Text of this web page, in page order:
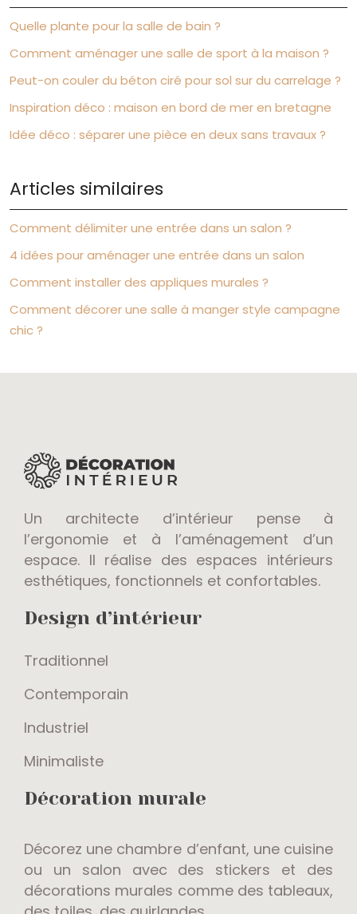
Quelle plante pour la salle de bain ?
Comment aménager une salle de sport à la maison ?
Peut-on couler du béton ciré pour sol sur du carrelage ?
Inspiration déco : maison en bord de mer en bretagne
Idée déco : séparer une pièce en deux sans travaux ?
Articles similaires
Comment délimiter une entrée dans un salon ?
4 idées pour aménager une entrée dans un salon
Comment installer des appliques murales ?
Comment décorer une salle à manger style campagne
chic ?
Un architecte d’intérieur pense à
l’ergonomie et à l’aménagement d’un
espace. Il réalise des espaces intérieurs
esthétiques, fonctionnels et confortables.
Design d’intérieur
Traditionnel
Contemporain
Industriel
Minimaliste
Décoration murale
Décorez une chambre d’enfant, une cuisine
ou un salon avec des stickers et des
décorations murales comme des tableaux,